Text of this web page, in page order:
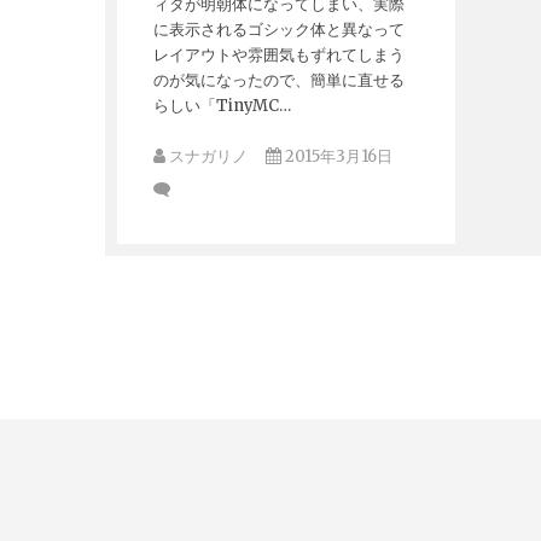
ィタが明朝体になってしまい、実際
に表示されるゴシック体と異なって
レイアウトや雰囲気もずれてしまう
のが気になったので、簡単に直せる
らしい「TinyMC…
スナガリノ 2015年3月16日